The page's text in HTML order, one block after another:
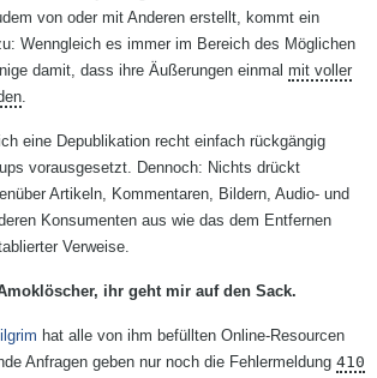
von oder mit Anderen erstellt, kommt ein
Wenngleich es immer im Bereich des Möglichen
damit, dass ihre Äußerungen einmal mit voller
.
eine Depublikation recht einfach rückgängig
vorausgesetzt. Dennoch: Nichts drückt
Artikeln, Kommentaren, Bildern, Audio- und
Konsumenten aus wie das dem Entfernen
Verweise.
ihr geht mir auf den Sack.
hat alle von ihm befüllten Online-Resourcen
Anfragen geben nur noch die Fehlermeldung 410